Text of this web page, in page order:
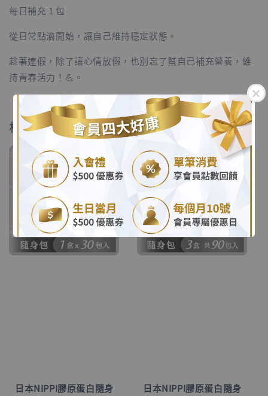
.
.
每日補充 1 包
從日常點滴開始，讓自己維持穩定狀態。
趁著連假，除了讓心情放假，也別忘了幫自己補充營養，維
持青春活力！💪。
相關商品
日本NIPPI膠原蛋白隨身
日本NIPPI膠原蛋白隨身